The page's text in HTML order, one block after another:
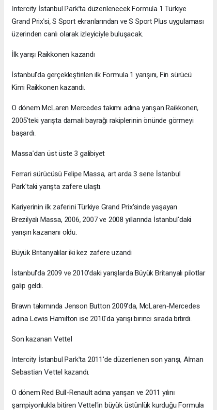
Intercity İstanbul Park’ta düzenlenecek Formula 1 Türkiye
Grand Prix'si, S Sport ekranlarından ve S Sport Plus uygulaması
üzerinden canlı olarak izleyiciyle buluşacak.
İlk yarışı Raikkonen kazandı
İstanbul'da gerçekleştirilen ilk Formula 1 yarışını, Fin sürücü
Kimi Raikkonen kazandı.
O dönem McLaren Mercedes takımı adına yarışan Raikkonen,
2005'teki yarışta damalı bayrağı rakiplerinin önünde görmeyi
başardı.
Massa'dan üst üste 3 galibiyet
Ferrari sürücüsü Felipe Massa, art arda 3 sene İstanbul
Park'taki yarışta zafere ulaştı.
Kariyerinin ilk zaferini Türkiye Grand Prix'sinde yaşayan
Brezilyalı Massa, 2006, 2007 ve 2008 yıllarında İstanbul'daki
yarışın kazananı oldu.
Büyük Britanyalılar iki kez zafere uzandı
İstanbul'da 2009 ve 2010'daki yarışlarda Büyük Britanyalı pilotlar
galip geldi.
Brawn takımında Jenson Button 2009'da, McLaren-Mercedes
adına Lewis Hamilton ise 2010'da yarışı birinci sırada bitirdi.
Son kazanan Vettel
Intercity İstanbul Park'ta 2011'de düzenlenen son yarışı, Alman
Sebastian Vettel kazandı.
O dönem Red Bull-Renault adına yarışan ve 2011 yılını
şampiyonlukla bitiren Vettel'in büyük üstünlük kurduğu Formula